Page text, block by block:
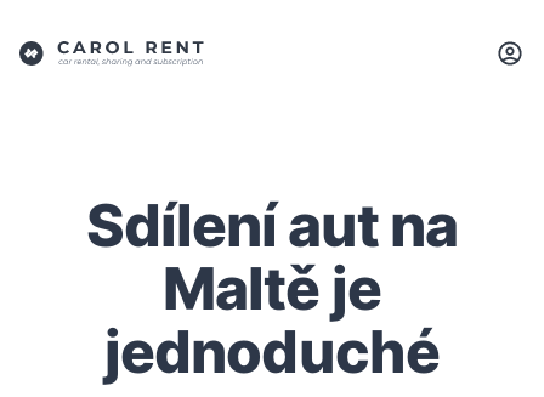
Sdílení aut na
Maltě je
jednoduché